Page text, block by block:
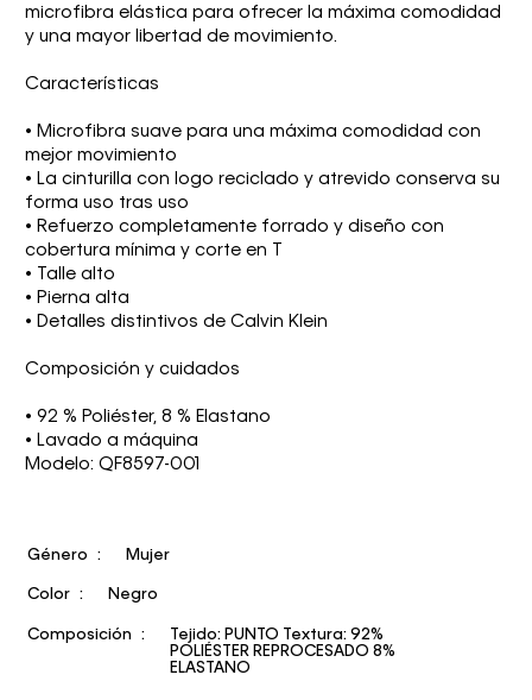
microfibra elástica para ofrecer la máxima comodidad
y una mayor libertad de movimiento.
Características
• Microfibra suave para una máxima comodidad con
mejor movimiento
• La cinturilla con logo reciclado y atrevido conserva su
forma uso tras uso
• Refuerzo completamente forrado y diseño con
cobertura mínima y corte en T
• Talle alto
• Pierna alta
• Detalles distintivos de Calvin Klein
Composición y cuidados
• 92 % Poliéster, 8 % Elastano
• Lavado a máquina
Modelo: QF8597-001
Género Mujer
Color Negro
Composición
Tejido: PUNTO Textura: 92%
POLIÉSTER REPROCESADO 8%
ELASTANO